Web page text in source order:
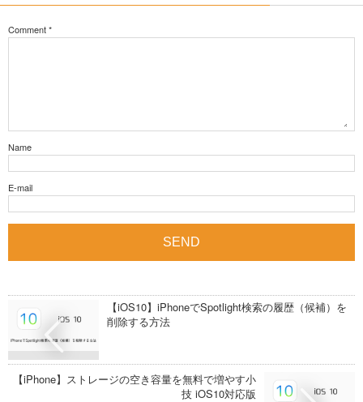
Comment*
Name
E-mail
【iOS10】iPhoneでSpotlight検索の履歴（候補）を
削除する方法
【iPhone】ストレージの空き容量を無料で増やす小
技 iOS10対応版